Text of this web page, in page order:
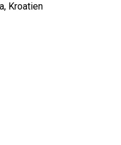
Kroatien